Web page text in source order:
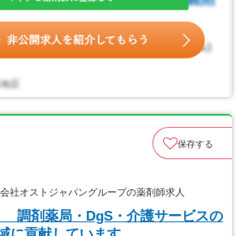
保存する
社オストジャパングループの薬剤師求人
調剤薬局・DgS・介護サービスの